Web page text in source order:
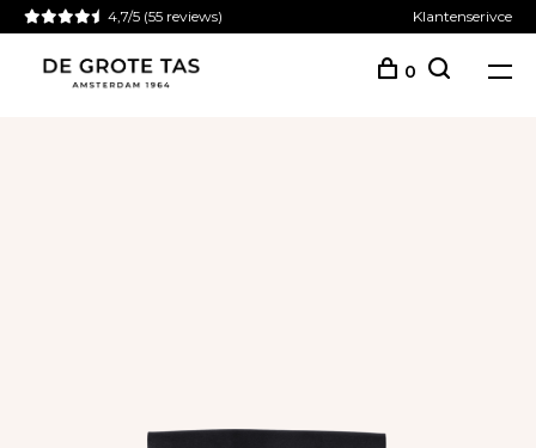
4,7/5 (55 reviews) Klantenserivce
0